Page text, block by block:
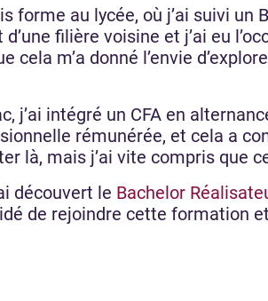
forme au lycée, où j’ai suivi un
filière voisine et j’ai eu
m’a donné l’envie
j’ai intégré un CFA en
rémunérée, et cela a
là, mais j’ai vite compris que
découvert le Bachelor
de rejoindre cette formation